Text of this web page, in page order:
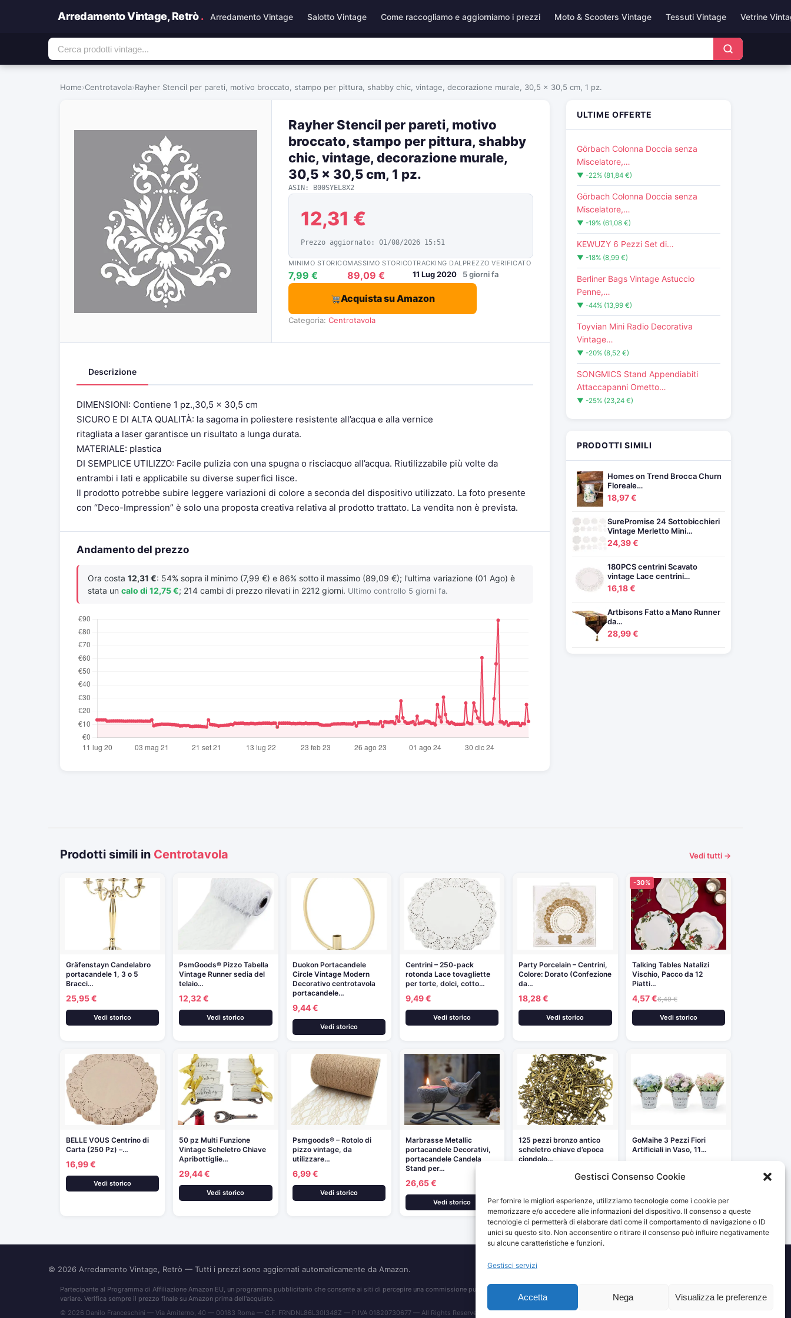
Gestisci Consenso Cookie
Per fornire le migliori esperienze, utilizziamo tecnologie come i cookie per
memorizzare e/o accedere alle informazioni del dispositivo. Il consenso a queste
tecnologie ci permetterà di elaborare dati come il comportamento di navigazione o ID
unici su questo sito. Non acconsentire o ritirare il consenso può influire negativamente
su alcune caratteristiche e funzioni.
Gestisci servizi
Accetta Nega Visualizza le preferenze
Arredamento Vintage, Retrò. Arredamento Vintage Salotto Vintage Come raccogliamo e aggiorniamo i prezzi Moto & Scooters Vintage Tessuti Vintage Vetrine
Home›Centrotavola›Rayher Stencil per pareti, motivo broccato, stampo per pittura, shabby chic, vintage, decorazione murale, 30,5 x 30,5 cm, 1 pz.
Rayher Stencil per pareti, motivo
broccato, stampo per pittura, shabby
chic, vintage, decorazione murale,
30,5 x 30,5 cm, 1 pz.
ASIN: B00SYEL8X2
12,31 €
Prezzo aggiornato: 01/08/2026 15:51
MINIMO STORICO
7,99 €
MASSIMO STORICO
89,09 €
TRACKING DAL
11 Lug 2020
PREZZO VERIFICATO
5 giorni fa
Acquista su Amazon
Categoria: Centrotavola
Descrizione
DIMENSIONI: Contiene 1 pz.,30,5 x 30,5 cm
SICURO E DI ALTA QUALITÀ: la sagoma in poliestere resistente all’acqua e alla vernice
ritagliata a laser garantisce un risultato a lunga durata.
MATERIALE: plastica
DI SEMPLICE UTILIZZO: Facile pulizia con una spugna o risciacquo all’acqua. Riutilizzabile più volte da
entrambi i lati e applicabile su diverse superfici lisce.
Il prodotto potrebbe subire leggere variazioni di colore a seconda del dispositivo utilizzato. La foto presente
con “Deco-Impression” è solo una proposta creativa relativa al prodotto trattato. La vendita non è prevista.
Andamento del prezzo
Ora costa 12,31 €: 54% sopra il minimo (7,99 €) e 86% sotto il massimo (89,09 €); l'ultima variazione (01 Ago) è
stata un calo di 12,75 €; 214 cambi di prezzo rilevati in 2212 giorni. Ultimo controllo 5 giorni fa.
ULTIME OFFERTE
Görbach Colonna Doccia senza
Miscelatore,…
▼ -22% (81,84 €)
Görbach Colonna Doccia senza
Miscelatore,…
▼ -19% (61,08 €)
KEWUZY 6 Pezzi Set di…
▼ -18% (8,99 €)
Berliner Bags Vintage Astuccio
Penne,…
▼ -44% (13,99 €)
Toyvian Mini Radio Decorativa
Vintage…
▼ -20% (8,52 €)
SONGMICS Stand Appendiabiti
Attaccapanni Ometto…
▼ -25% (23,24 €)
PRODOTTI SIMILI
Homes on Trend Brocca Churn
Floreale…
18,97 €
SurePromise 24 Sottobicchieri
Vintage Merletto Mini…
24,39 €
180PCS centrini Scavato
vintage Lace centrini…
16,18 €
Artbisons Fatto a Mano Runner
da…
28,99 €
Prodotti simili in Centrotavola Vedi tutti →
Gräfenstayn Candelabro
portacandele 1, 3 o 5
Bracci…
25,95 €
Vedi storico
PsmGoods® Pizzo Tabella
Vintage Runner sedia del
telaio…
12,32 €
Vedi storico
Duokon Portacandele
Circle Vintage Modern
Decorativo centrotavola
portacandele…
9,44 €
Vedi storico
Centrini – 250-pack
rotonda Lace tovagliette
per torte, dolci, cotto…
9,49 €
Vedi storico
Party Porcelain – Centrini,
Colore: Dorato (Confezione
da…
18,28 €
Vedi storico
-30%
Talking Tables Natalizi
Vischio, Pacco da 12
Piatti…
4,57 €6,49 €
Vedi storico
BELLE VOUS Centrino di
Carta (250 Pz) –…
16,99 €
Vedi storico
50 pz Multi Funzione
Vintage Scheletro Chiave
Apribottiglie…
29,44 €
Vedi storico
Psmgoods® – Rotolo di
pizzo vintage, da
utilizzare…
6,99 €
Vedi storico
Marbrasse Metallic
portacandele Decorativi,
portacandele Candela
Stand per…
26,65 €
Vedi storico
125 pezzi bronzo antico
scheletro chiave d’epoca
ciondolo…
GoMaihe 3 Pezzi Fiori
Artificiali in Vaso, 11…
© 2026 Arredamento Vintage, Retrò — Tutti i prezzi sono aggiornati automaticamente da Amazon.
Partecipante al Programma di Affiliazione Amazon EU, un programma pubblicitario che consente ai siti di percepire una commissione pubblicitaria pubblicizzando e fornendo link al sito Amazon.it. I prezzi potrebbero
variare. Verifica sempre il prezzo finale su Amazon prima dell'acquisto.
© 2026 Danilo Franceschini — Via Amiterno, 40 — 00183 Roma — C.F. FRNDNL86L30I348Z — P.IVA 01820730677 — All Rights Reserved